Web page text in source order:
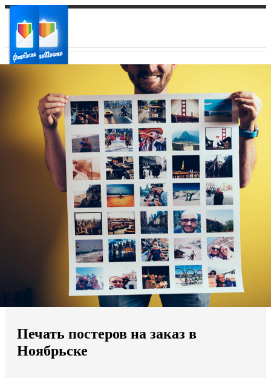
Ваш город:
Ваш регион доставки
Выберите из списка:
Мы доставляем по всему миру
Продолжить без города
Печать постеров на заказ в
Ноябрьске